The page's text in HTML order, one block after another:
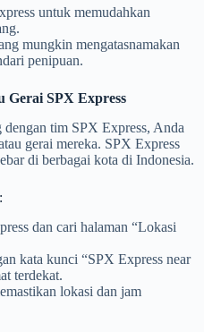
untuk memudahkan
mungkin mengatasnamakan
penipuan.
Gerai SPX Express
tim SPX Express, Anda
gerai mereka. SPX Express
di berbagai kota di Indonesia.
dan cari halaman “Lokasi
kata kunci “SPX Express near
terdekat.
lokasi dan jam